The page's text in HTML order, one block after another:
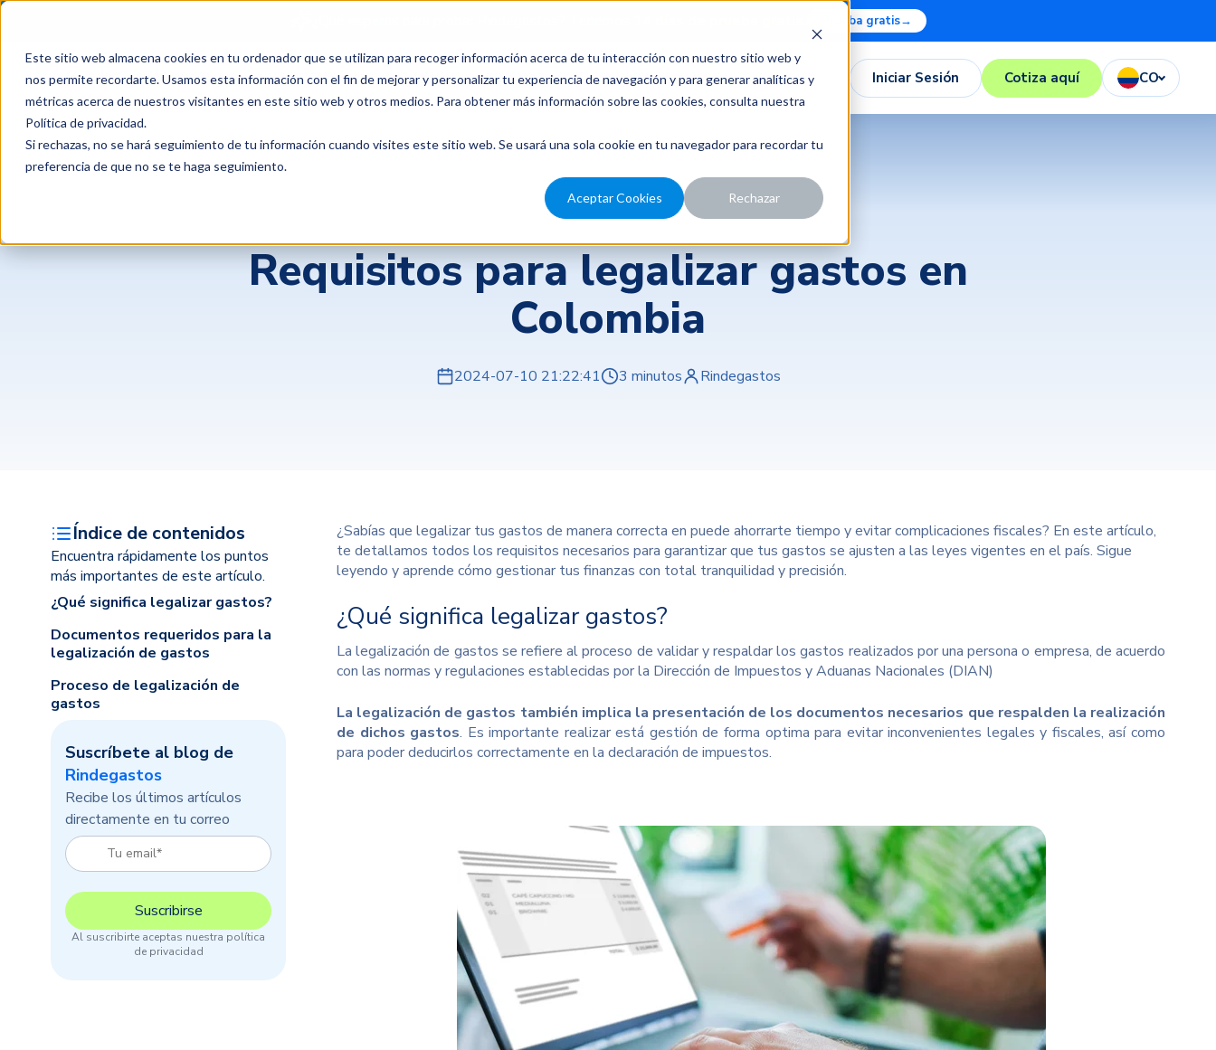
Este sitio web almacena cookies en tu ordenador que se utilizan para recoger información acerca de tu interacción con nuestro sitio web y
nos permite recordarte. Usamos esta información con el fin de mejorar y personalizar tu experiencia de navegación y para generar analíticas y
métricas acerca de nuestros visitantes en este sitio web y otros medios. Para obtener más información sobre las cookies, consulta nuestra
Política de privacidad.
Si rechazas, no se hará seguimiento de tu información cuando visites este sitio web. Se usará una sola cookie en tu navegador para recordar tu
preferencia de que no se te haga seguimiento.
Aceptar Cookies Rechazar
Prueba gratis→
Productos Clientes Precios Nosotros Recursos Iniciar Sesión Cotiza aquí CO
Rindegastos
Requisitos para legalizar gastos en
Colombia
2024-07-10 21:22:41 3 minutos Rindegastos
Índice de contenidos
Encuentra rápidamente los puntos
más importantes de este artículo.
¿Qué significa legalizar gastos?
Documentos requeridos para la
legalización de gastos
Proceso de legalización de
gastos
Suscríbete al blog de
Rindegastos
Recibe los últimos artículos
directamente en tu correo
Al suscribirte aceptas nuestra política
de privacidad
¿Sabías que legalizar tus gastos de manera correcta en puede ahorrarte tiempo y evitar complicaciones fiscales? En este artículo,
te detallamos todos los requisitos necesarios para garantizar que tus gastos se ajusten a las leyes vigentes en el país. Sigue
leyendo y aprende cómo gestionar tus finanzas con total tranquilidad y precisión.
¿Qué significa legalizar gastos?
La legalización de gastos se refiere al proceso de validar y respaldar los gastos realizados por una persona o empresa, de acuerdo
con las normas y regulaciones establecidas por la Dirección de Impuestos y Aduanas Nacionales (DIAN)
La legalización de gastos también implica la presentación de los documentos necesarios que respalden la realización
de dichos gastos. Es importante realizar está gestión de forma optima para evitarinconvenientes legales y fiscales, así como
para poder deducirlos correctamente en la declaración de impuestos.